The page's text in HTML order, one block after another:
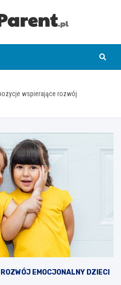
wspierające rozwój
ROZWÓJ EMOCJONALNY DZIECI